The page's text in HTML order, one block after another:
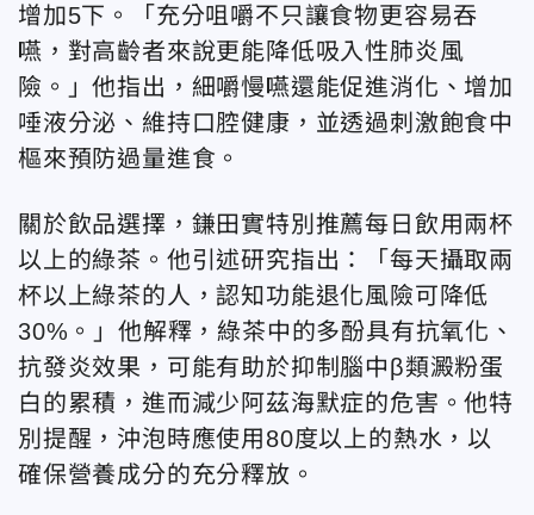
增加5下。「充分咀嚼不只讓食物更容易吞
嚥，對高齡者來說更能降低吸入性肺炎風
險。」他指出，細嚼慢嚥還能促進消化、增加
唾液分泌、維持口腔健康，並透過刺激飽食中
樞來預防過量進食。
關於飲品選擇，鎌田實特別推薦每日飲用兩杯
以上的綠茶。他引述研究指出：「每天攝取兩
杯以上綠茶的人，認知功能退化風險可降低
30%。」他解釋，綠茶中的多酚具有抗氧化、
抗發炎效果，可能有助於抑制腦中β類澱粉蛋
白的累積，進而減少阿茲海默症的危害。他特
別提醒，沖泡時應使用80度以上的熱水，以
確保營養成分的充分釋放。